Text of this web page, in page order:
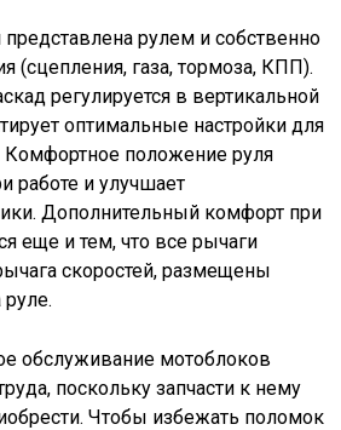
рулем и собственно
(сцепления, газа, тормоза, КПП).
регулируется в вертикальной
оптимальные настройки для
Комфортное положение руля
работе и улучшает
Дополнительный комфорт при
еще и тем, что все рычаги
скоростей, размещены
обслуживание мотоблоков
поскольку запчасти к нему
Чтобы избежать поломок